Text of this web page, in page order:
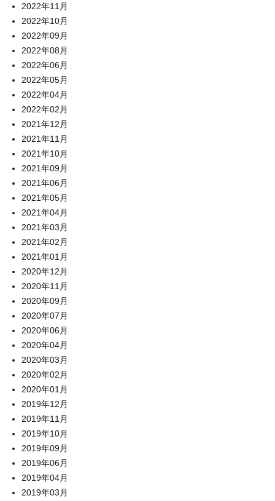
2022年11月
2022年10月
2022年09月
2022年08月
2022年06月
2022年05月
2022年04月
2022年02月
2021年12月
2021年11月
2021年10月
2021年09月
2021年06月
2021年05月
2021年04月
2021年03月
2021年02月
2021年01月
2020年12月
2020年11月
2020年09月
2020年07月
2020年06月
2020年04月
2020年03月
2020年02月
2020年01月
2019年12月
2019年11月
2019年10月
2019年09月
2019年06月
2019年04月
2019年03月